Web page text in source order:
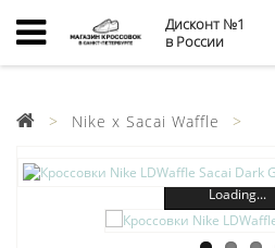
Дисконт №1
в России
Nike x Sacai Waffle
Loading...